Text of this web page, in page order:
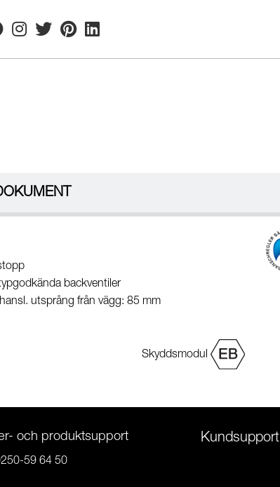
Instagram
TwitterPinterestLinkedin
backventiler
utsprång från vägg: 85 mm
Skyddsmodul
och produktsupport
59 64 50
Kundsupport